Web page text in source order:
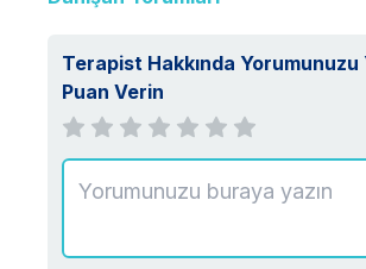
Alanları: Bireysel Terapi, Cinsel
Bozukluklar, Depresyon, Panik ve
Bozuklukları, Takıntı Bozukluğu
Kontrolü, Ebeveyn Danışmanlığı,
Danışmanlığı, Stres Yönetimi, İletişim
Terapist Hakkında Yorumunuzu
Puan Verin